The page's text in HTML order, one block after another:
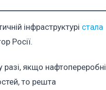
інфраструктурі стала
Росії.
якщо нафтопереробні
то решта